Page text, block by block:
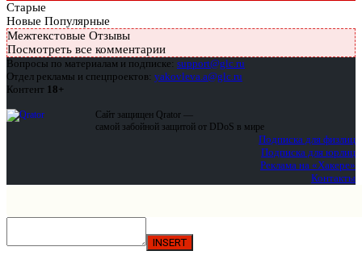
Старые
Новые Популярные
Межтекстовые Отзывы
Посмотреть все комментарии
Вопросы по материалам и подписке: support@glc.ru
Отдел рекламы и спецпроектов: yakovleva.a@glc.ru
Контент 18+
Сайт защищен Qrator —
самой забойной защитой от DDoS в мире
Подписка для физлиц
Подписка для юрлиц
Реклама на «Хакере»
Контакты
INSERT